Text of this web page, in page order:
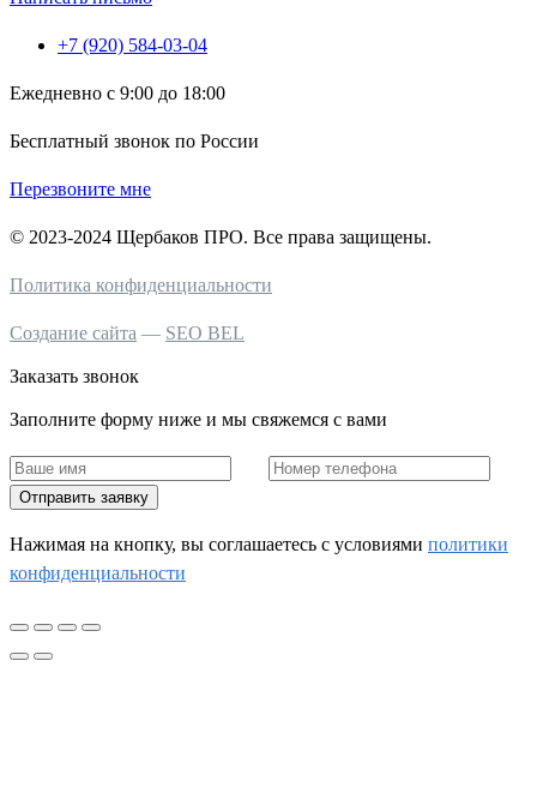
+7 (920) 584-03-04
Ежедневно с 9:00 до 18:00
Бесплатный звонок по России
Перезвоните мне
© 2023-2024 Щербаков ПРО. Все права защищены.
Политика конфиденциальности
Создание сайта — SEO BEL
Заказать звонок
Заполните форму ниже и мы свяжемся с вами
Отправить заявку
Нажимая на кнопку, вы соглашаетесь c условиями политики
конфиденциальности